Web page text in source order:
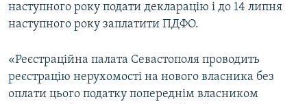
наступного року подати декларацію і до 14 липня
наступного року заплатити ПДФО.
«Реєстраційна палата Севастополя проводить
реєстрацію нерухомості на нового власника без
оплати цього податку попереднім власником